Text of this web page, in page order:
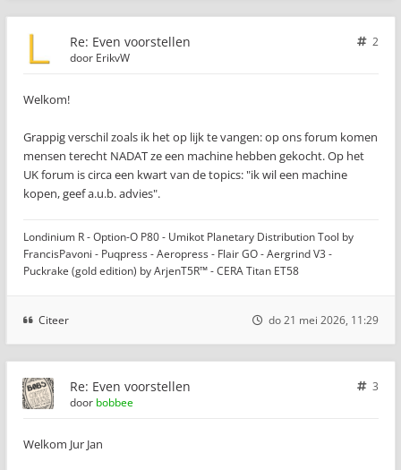
Re: Even voorstellen
2
door ErikvW
Welkom!
Grappig verschil zoals ik het op lijk te vangen: op ons forum komen
mensen terecht NADAT ze een machine hebben gekocht. Op het
UK forum is circa een kwart van de topics: "ik wil een machine
kopen, geef a.u.b. advies".
Londinium R - Option-O P80 - Umikot Planetary Distribution Tool by
FrancisPavoni - Puqpress - Aeropress - Flair GO - Aergrind V3 -
Puckrake (gold edition) by ArjenT5R™ - CERA Titan ET58
Citeer do 21 mei 2026, 11:29
Re: Even voorstellen
3
door bobbee
Welkom Jur Jan